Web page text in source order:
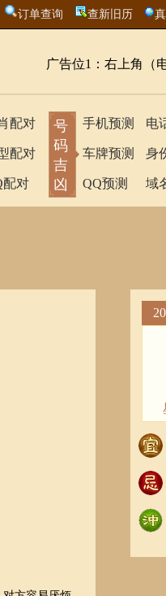
订单查询 查新旧历
广告位1：右上角（
配对
配对
配对
号
码
吉
凶
手机预测
车牌预测
QQ预测
电
身
域